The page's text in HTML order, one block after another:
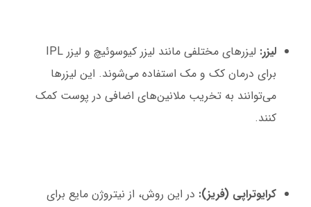
لیزر:
لیزرهای مختلفی مانند لیزر کیوسوئیچ و لیزر IPL
برای درمان کک و مک استفاده می‌شوند. این لیزرها
می‌توانند به تخریب ملانین‌های اضافی در پوست کمک
کنند.
کرایوتراپی (فریز): در این روش، از نیتروژن مایع برای